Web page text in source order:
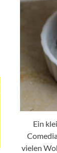
Ein
vielen